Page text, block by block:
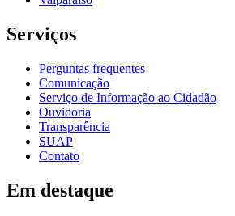
Serviços
Perguntas frequentes
Comunicação
Serviço de Informação ao Cidadão
Ouvidoria
Transparência
SUAP
Contato
Em destaque